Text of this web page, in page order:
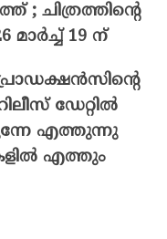
; ചിത്രത്തിന്റെ
19 ന്
ഡേറ്റിൽ
എത്തുന്നു
എത്തും